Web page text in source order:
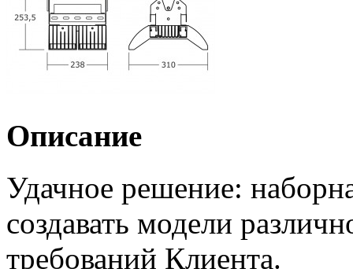
Описание
Удачное решение:
создавать модели
требований Клиента.